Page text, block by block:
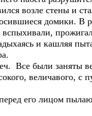
возле стены и
домики. В
и кашляя
Все были заняты
величавого, с
его лицом